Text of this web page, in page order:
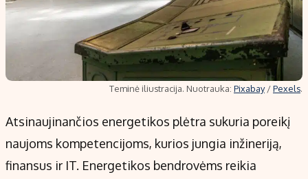
Teminė iliustracija. Nuotrauka: Pixabay/Pexels.
Atsinaujinančios energetikos plėtra sukuria poreikį
naujoms kompetencijoms, kurios jungia inžineriją,
finansus ir IT. Energetikos bendrovėms reikia